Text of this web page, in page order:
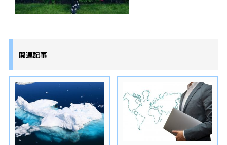
関連記事